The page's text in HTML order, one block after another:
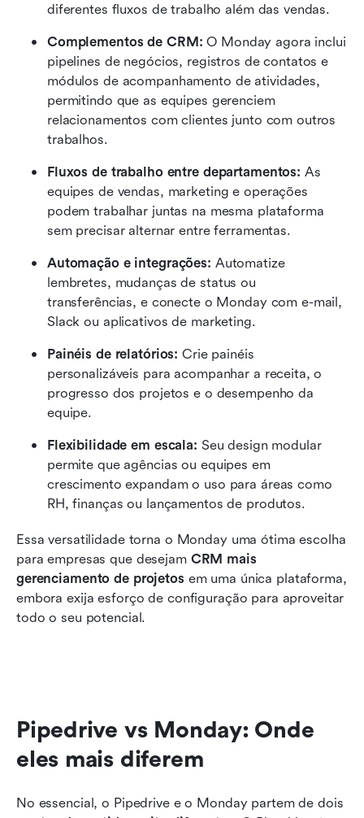
diferentes fluxos de trabalho além das vendas.
Complementos de CRM: O Monday agora inclui
pipelines de negócios, registros de contatos e
módulos de acompanhamento de atividades,
permitindo que as equipes gerenciem
relacionamentos com clientes junto com outros
trabalhos.
Fluxos de trabalho entre departamentos: As
equipes de vendas, marketing e operações
podem trabalhar juntas na mesma plataforma
sem precisar alternar entre ferramentas.
Automação e integrações: Automatize
lembretes, mudanças de status ou
transferências, e conecte o Monday com e-mail,
Slack ou aplicativos de marketing.
Painéis de relatórios: Crie painéis
personalizáveis para acompanhar a receita, o
progresso dos projetos e o desempenho da
equipe.
Flexibilidade em escala: Seu design modular
permite que agências ou equipes em
crescimento expandam o uso para áreas como
RH, finanças ou lançamentos de produtos.
Essa versatilidade torna o Monday uma ótima escolha
para empresas que desejam CRM mais
gerenciamento de projetos em uma única plataforma,
embora exija esforço de configuração para aproveitar
todo o seu potencial.
Pipedrive vs Monday: Onde
eles mais diferem